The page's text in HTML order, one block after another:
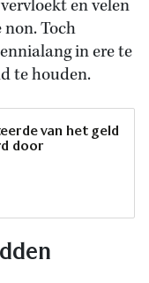
en velen
Toch
in ere te
te houden.
van het geld
door